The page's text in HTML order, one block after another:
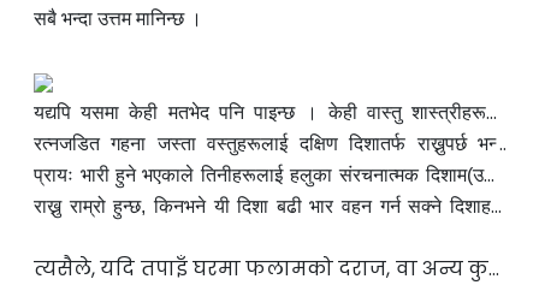
उत्तर दिशामा राखिएकोसुरक्षित स्थान
सबै भन्दा उत्तम मानिन्छ ।
यद्यपि यसमा केही मतभेद पनि पाइन्छ । केही वास्तु शास्त्रीहरूको
विचारमा नगद रकमलाईउत्तर दिशामा राख्नु उपयुक्त हुन्छ तर गरगहना,
रत्नजडित गहना जस्ता वस्तुहरूलाई दक्षिणदिशातर्फ राख्नुपर्छ भन्ने
मान्यता पनि छ । यसको पछाडितर्क के छ भने गरगहनाहरू
प्रायः भारीहुने भएकाले तिनीहरूलाई हलुका संरचनात्मक दिशाम(उत्तर
दिशा) नराखी दक्षिण वा पश्चिम दिशामा
राख्नु राम्रो हुन्छ, किनभने यी दिशा बढी भार वहन गर्न सक्ने दिशाहरू
त्यसैले, यदि तपाइँ घरमा फलामको दराज, वा अन्य कुनै